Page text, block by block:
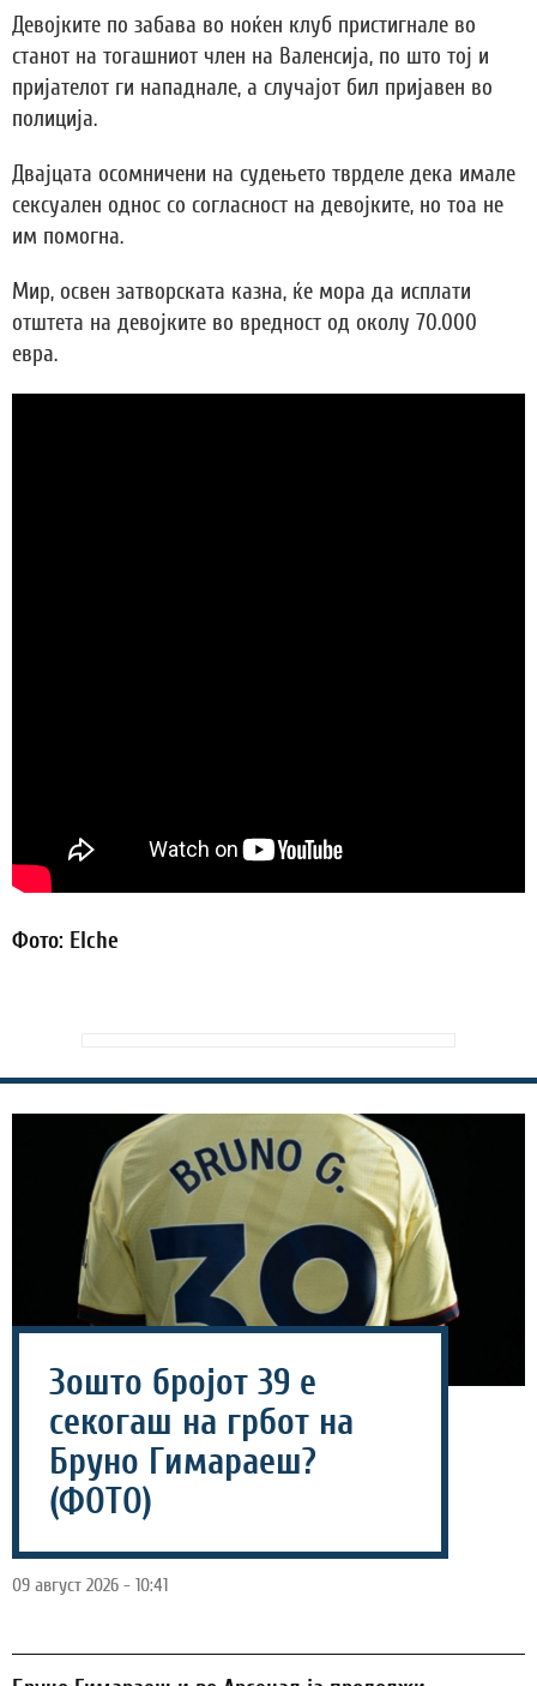
Девојките по забава во ноќен клуб пристигнале во
станот на тогашниот член на Валенсија, по што тој и
пријателот ги нападнале, а случајот бил пријавен во
полиција.
Двајцата осомничени на судењето тврделе дека имале
сексуален однос со согласност на девојките, но тоа не
им помогна.
Мир, освен затворската казна, ќе мора да исплати
отштета на девојките во вредност од околу 70.000
евра.
Фото: Elche
Зошто бројот 39 е
секогаш на грбот на
Бруно Гимараеш?
(ФОТО)
09 август 2026 - 10:41